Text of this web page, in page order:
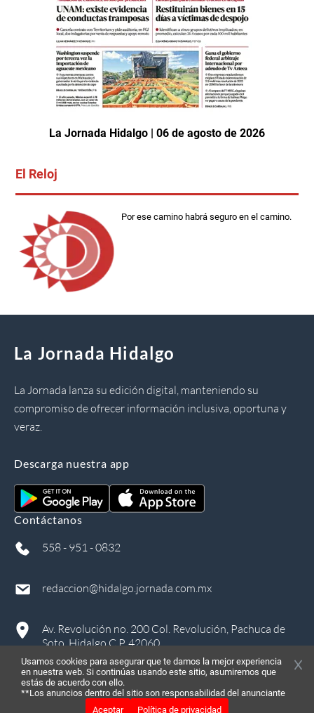
La Jornada Hidalgo | 06 de agosto de 2026
El Reloj
Por ese camino habrá seguro en el camino.
La Jornada Hidalgo
La Jornada lanza su edición digital, manteniendo su
compromiso de ofrecer información inclusiva, oportuna y
veraz.
Descarga nuestra app
Contáctanos
558 - 951 - 0832
redaccion@hidalgo.jornada.com.mx
Av. Revolución no. 200 Col. Revolución, Pachuca de
Soto, Hidalgo C.P. 42060
Usamos cookies para asegurar que te damos la mejor experiencia
en nuestra web. Si continúas usando este sitio, asumiremos que
estás de acuerdo con ello.
**Los anuncios dentro del sitio son responsabilidad del anunciante
Aceptar
Política de privacidad